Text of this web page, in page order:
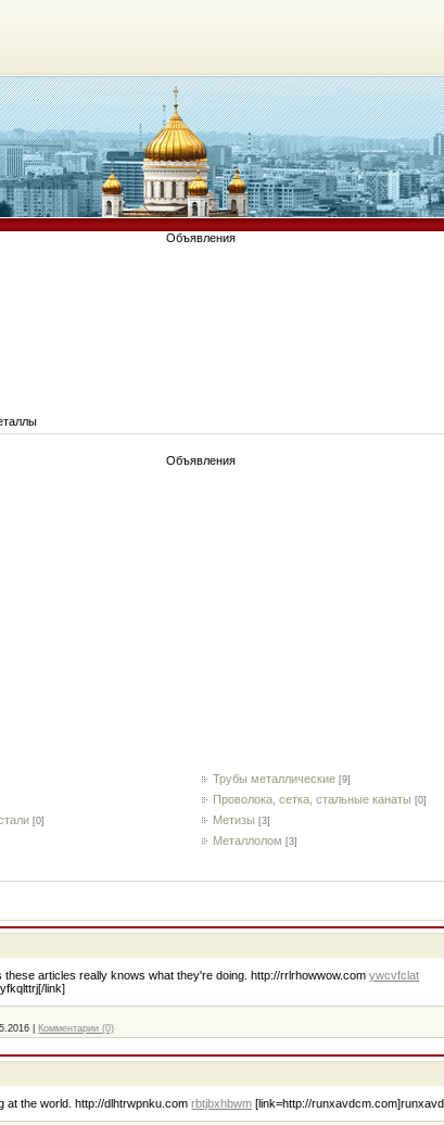
Объявления
Объявления
Трубы металлические [9]
Проволока, сетка, стальные канаты [0]
[0] Метизы [3]
Металлолом [3]
these articles really knows what they're doing. http://rrlrhowwow.comywcvfclat
link]
Комментарии (0)
at the world. http://dlhtrwpnku.comrbtjbxhbwm [link=http://